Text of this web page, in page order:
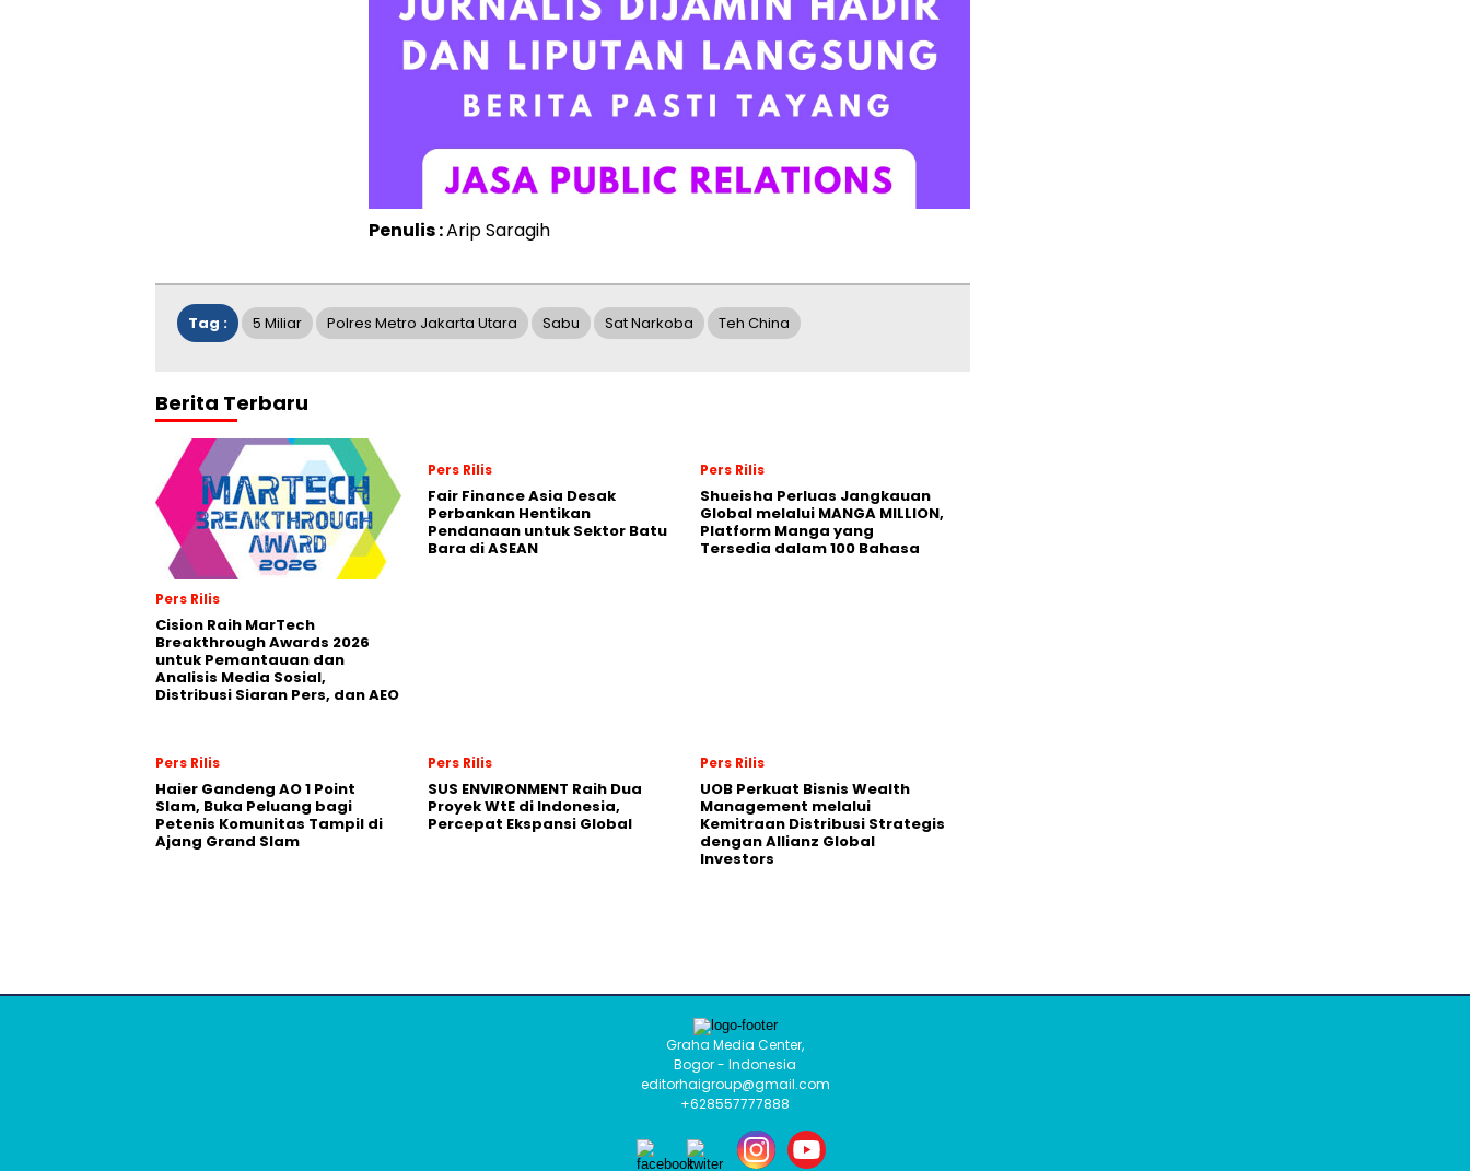
Penulis :Arip Saragih
Tag : 5 Miliar Polres Metro Jakarta Utara Sabu Sat Narkoba Teh China
Berita Terbaru
Pers Rilis
Cision Raih MarTech
Breakthrough Awards 2026
untuk Pemantauan dan
Analisis Media Sosial,
Distribusi Siaran Pers, dan AEO
Pers Rilis
Fair Finance Asia Desak
Perbankan Hentikan
Pendanaan untuk Sektor Batu
Bara di ASEAN
Pers Rilis
Shueisha Perluas Jangkauan
Global melalui MANGA MILLION,
Platform Manga yang
Tersedia dalam 100 Bahasa
Pers Rilis
Haier Gandeng AO 1 Point
Slam, Buka Peluang bagi
Petenis Komunitas Tampil di
Ajang Grand Slam
Pers Rilis
SUS ENVIRONMENT Raih Dua
Proyek WtE di Indonesia,
Percepat Ekspansi Global
Pers Rilis
UOB Perkuat Bisnis Wealth
Management melalui
Kemitraan Distribusi Strategis
dengan Allianz Global
Investors
Graha Media Center,
Bogor - Indonesia
editorhaigroup@gmail.com
+628557777888